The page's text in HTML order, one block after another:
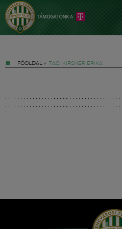
FŐOLDAL » TAG: KIRSNER ERIKA
Hírek